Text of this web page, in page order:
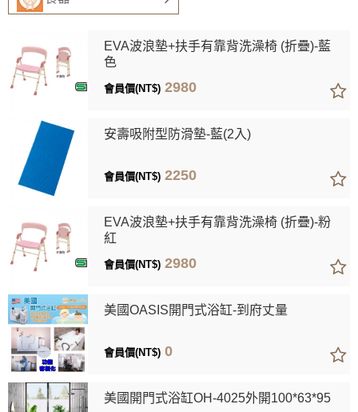
EVA波浪墊+扶手有靠背洗澡椅 (折疊)-藍
色
會員價(NT$) 2980
安壽吸附型防滑墊-藍(2入)
會員價(NT$) 2250
EVA波浪墊+扶手有靠背洗澡椅 (折疊)-粉
紅
會員價(NT$) 2980
美國OASIS開門式浴缸-到府丈量
會員價(NT$) 0
美國開門式浴缸OH-4025外開100*63*95